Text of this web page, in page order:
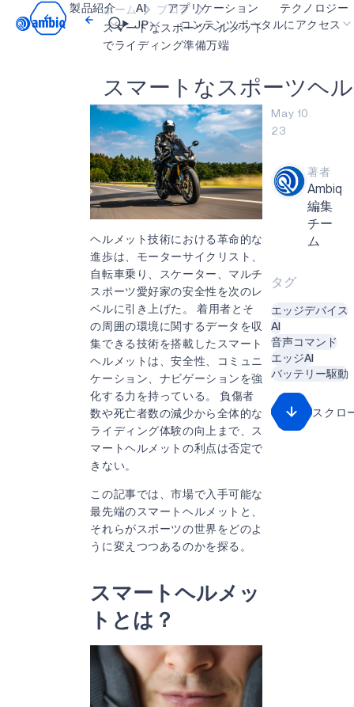
製品紹介 AI アプリケーション
ヘルスケア
インダストリアル・エッジ
スマート・リモコン
スマートホームとビル
スマートカード
ウェアラブル
ゲーミング
ヒアラブル
テクノロジー
blueSPOT
neuralSPOT
SPOT
turboSPOT
JP コンテンツポータルにアクセス
ホーム
ブログ
スマートなスポーツヘルメット
でライディング準備万端
ス マ ー ト な ス ポーツヘル
ヘルメット技術における革命的な
進歩は、モーターサイクリスト、
自転車乗り、スケーター、マルチ
スポーツ愛好家の安全性を次のレ
ベルに引き上げた。 着用者とそ
の周囲の環境に関するデータを収
集できる技術を搭載したスマート
ヘルメットは、安全性、コミュニ
ケーション、ナビゲーションを強
化する力を持っている。 負傷者
数や死亡者数の減少から全体的な
ライディング体験の向上まで、ス
マートヘルメットの利点は否定で
きない。
この記事では、市場で入手可能な
最先端のスマートヘルメットと、
それらがスポーツの世界をどのよ
うに変えつつあるのかを探る。
スマートヘルメッ
トとは？
May 10.
23
著者
Ambiq
編集
チー
ム
タグ
エッジデバイス
AI
音声コマンド
エッジAI
バッテリー駆動
スクロ
Video title
OK